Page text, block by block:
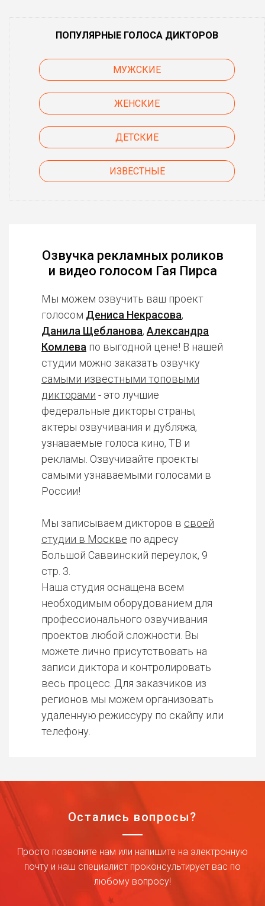
ПОПУЛЯРНЫЕ ГОЛОСА ДИКТОРОВ
МУЖСКИЕ
ЖЕНСКИЕ
ДЕТСКИЕ
ИЗВЕСТНЫЕ
Озвучка рекламных роликов
и видео голосом Гая Пирса
Мы можем озвучить ваш проект
голосом Дениса Некрасова,
Данила Щебланова, Александра
Комлева по выгодной цене! В нашей
студии можно заказать озвучку
самыми известными топовыми
дикторами - это лучшие
федеральные дикторы страны,
актеры озвучивания и дубляжа,
узнаваемые голоса кино, ТВ и
рекламы. Озвучивайте проекты
самыми узнаваемыми голосами в
России!
Мы записываем дикторов в своей
студии в Москве по адресу
Большой Саввинский переулок, 9
стр. 3.
Наша студия оснащена всем
необходимым оборудованием для
профессионального озвучивания
проектов любой сложности. Вы
можете лично присутствовать на
записи диктора и контролировать
весь процесс. Для заказчиков из
регионов мы можем организовать
удаленную режиссуру по скайпу или
телефону.
Остались вопросы?
Просто позвоните нам или напишите на электронную
почту и наш специалист проконсультирует вас по
любому вопросу!